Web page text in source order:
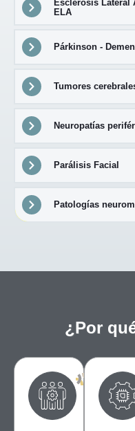
Esclerosis Lateral
ELA
Párkinson -
Tumores
Neuropatías
Parálisis Facial
Patologías
¿Por